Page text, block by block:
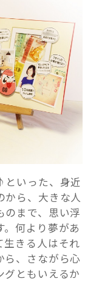
いった、身近
ら、大きな人
のまで、思い浮
何より夢があ
生きる人はそれ
ら、さながら心
グともいえるか